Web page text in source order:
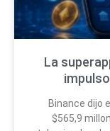
La
Binance dijo
$565,9